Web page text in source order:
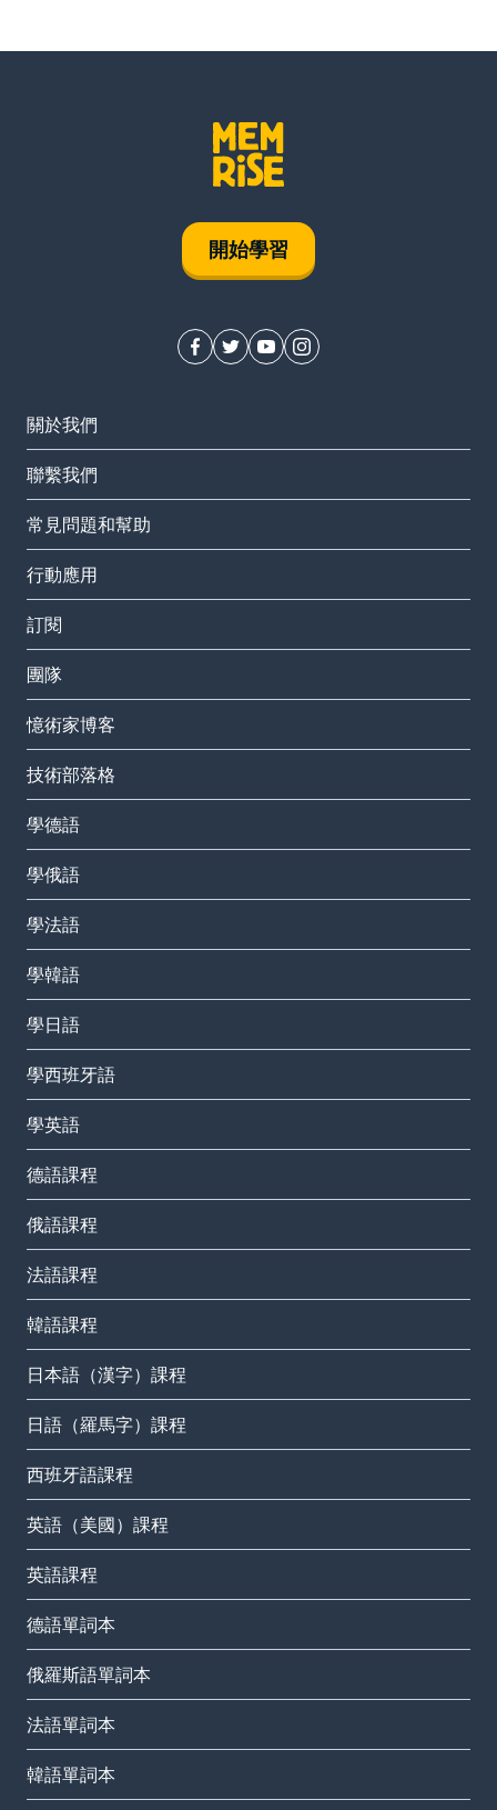
開始學習
關於我們
聯繫我們
常見問題和幫助
行動應用
訂閱
團隊
憶術家博客
技術部落格
學德語
學俄語
學法語
學韓語
學日語
學西班牙語
學英語
德語課程
俄語課程
法語課程
韓語課程
日本語（漢字）課程
日語（羅馬字）課程
西班牙語課程
英語（美國）課程
英語課程
德語單詞本
俄羅斯語單詞本
法語單詞本
韓語單詞本